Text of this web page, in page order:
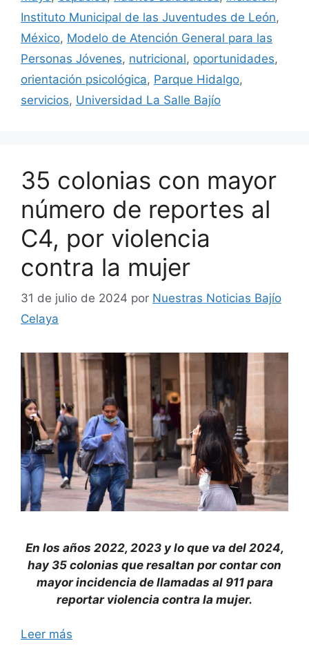
Instituto Municipal de las Juventudes de León,
México, Modelo de Atención General para las
Personas Jóvenes, nutricional, oportunidades,
orientación psicológica, Parque Hidalgo,
servicios, Universidad La Salle Bajío
35 colonias con mayor
número de reportes al
C4, por violencia
contra la mujer
31 de julio de 2024 por Nuestras Noticias Bajío
Celaya
En los años 2022, 2023 y lo que va del 2024,
hay 35 colonias que resaltan por contar con
mayor incidencia de llamadas al 911 para
reportar violencia contra la mujer.
Leer más